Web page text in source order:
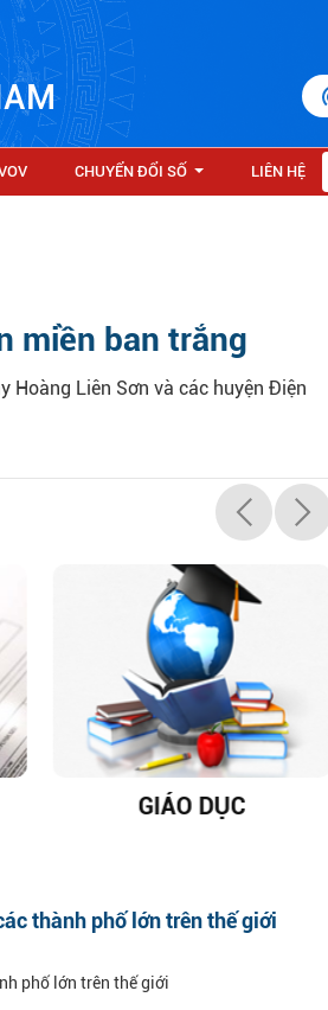
CHUYỂN ĐỔI SỐ LIÊN HỆ
miền ban trắng
Hoàng Liên Sơn và các huyện Điện
GIÁO DỤC
thành phố lớn trên thế giới
phố lớn trên thế giới